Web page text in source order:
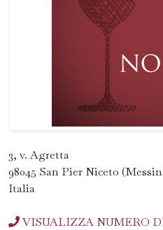
3, v. Agretta
98045 San Pier Niceto
Italia
VISUALIZZA NUMERO